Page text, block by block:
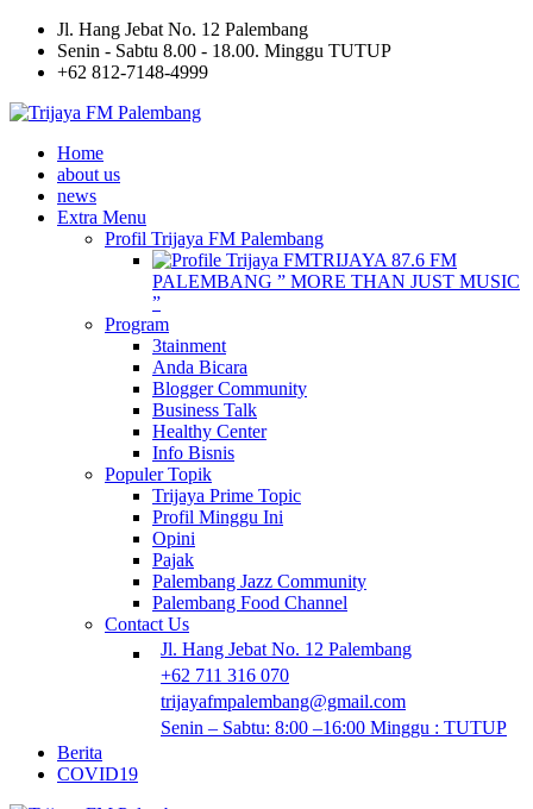
Jl. Hang Jebat No. 12 Palembang
Senin - Sabtu 8.00 - 18.00. Minggu TUTUP
+62 812-7148-4999
Home
about us
news
Extra Menu
Profil Trijaya FM Palembang
TRIJAYA 87.6 FM
PALEMBANG ” MORE THAN JUST MUSIC
”
Program
3tainment
Anda Bicara
Blogger Community
Business Talk
Healthy Center
Info Bisnis
Populer Topik
Trijaya Prime Topic
Profil Minggu Ini
Opini
Pajak
Palembang Jazz Community
Palembang Food Channel
Contact Us
Jl. Hang Jebat No. 12 Palembang
+62 711 316 070
trijayafmpalembang@gmail.com
Senin – Sabtu: 8:00 –16:00 Minggu : TUTUP
Berita
COVID19